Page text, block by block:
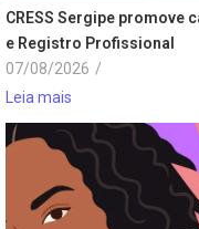
CRESS Sergipe promove
e Registro Profissional
07/08/2026 /
Leia mais